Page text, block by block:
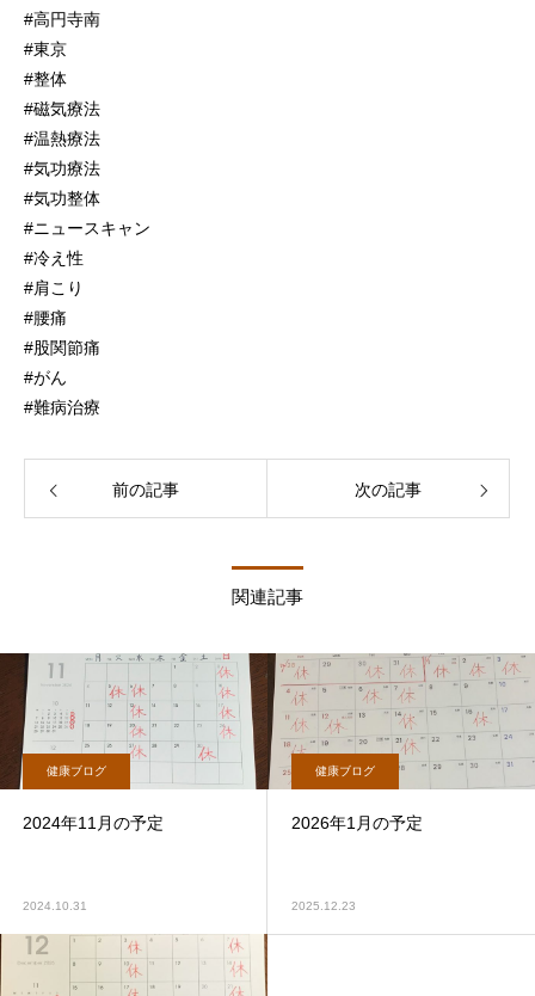
#高円寺南
#東京
#整体
#磁気療法
#温熱療法
#気功療法
#気功整体
#ニュースキャン
#冷え性
#肩こり
#腰痛
#股関節痛
#がん
#難病治療
前の記事 次の記事
関連記事
健康ブログ
2024年11月の予定
2024.10.31
健康ブログ
2026年1月の予定
2025.12.23